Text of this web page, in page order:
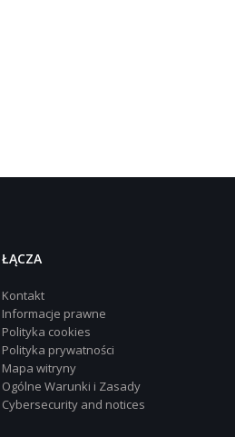
‎ŁĄCZA
Kontakt
Informacje prawne
Polityka cookies
Polityka prywatności
Mapa witryny
Ogólne Warunki i Zasady
Cybersecurity and notices